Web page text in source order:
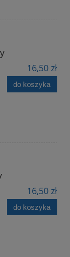
16,50 zł
do koszyka
16,50 zł
do koszyka